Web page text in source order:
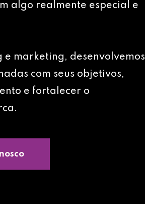
algo realmente especial e
marketing, desenvolvemos
com seus objetivos,
e fortalecer o